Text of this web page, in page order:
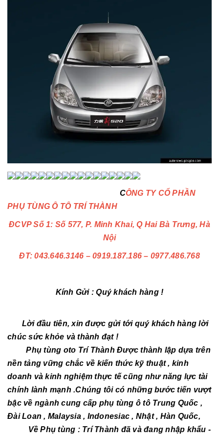
CÔNG TY CỔ PHẦN
PHỤ TÙNG Ô TÔ TRÍ THÀNH
ĐCVP Số 1: Số 577, P. Minh Khai, Q Hai Bà Trưng, Hà
Nội
ĐT: 043.646.3146 – 0919.187.186 – 0977.486.768
Kính Gửi : Quý khách hàng !
Lời đầu tiên, xin được gửi tới quý khách hàng lời
chúc sức khỏe và thành đạt !
Phụ tùng oto Trí Thành Được thành lập dựa trên
nền tảng vững chắc về kiến thức kỹ thuật , kinh
doanh và kinh nghiệm thực tế cũng như năng lực tài
chính lành mạnh .Chúng tôi có những bước tiến vượt
bậc về ngành cung cấp phụ tùng ô tô Trung Quốc ,
Đài Loan , Malaysia , Indonesiac , Nhật , Hàn Quốc,
Về Phụ tùng : Trí Thành đã và đang nhập khẩu -